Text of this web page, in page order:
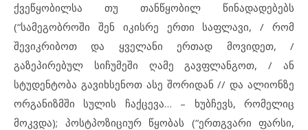
ქვეწყობილსა თუ თანწყობილ წინადადებებს
(“სამეგობროში შენ იკისრე ერთი საფლავი, / რომ
შევიკრიბოთ და ყველანი ერთად მოვიდეთ, /
გაზეპირებულ სიჩუმეში ღამე გავფლანგოთ, / ან
სტუდენტობა გავიხსენოთ ასე შორიდან // და ალიონზე
ორგანიზმში სულის ჩაქცევა… – ხუბჩევს, რომელიც
მოკვდა); პოსტპოზიციურ წყობას (“ერთგვარი ფარსი,